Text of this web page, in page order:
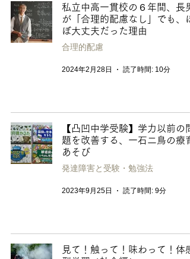
私立中高一貫校の６年間、長男
が「合理的配慮なし」でも、ほ
ぼ大丈夫だった理由
合理的配慮
2024年2月28日 読了時間: 10分
【凸凹中学受験】学力以前の問
題を改善する、一石二鳥の療育
あそび
発達障害と受験・勉強法
2023年9月25日 読了時間: 9分
見て！触って！味わって！体感